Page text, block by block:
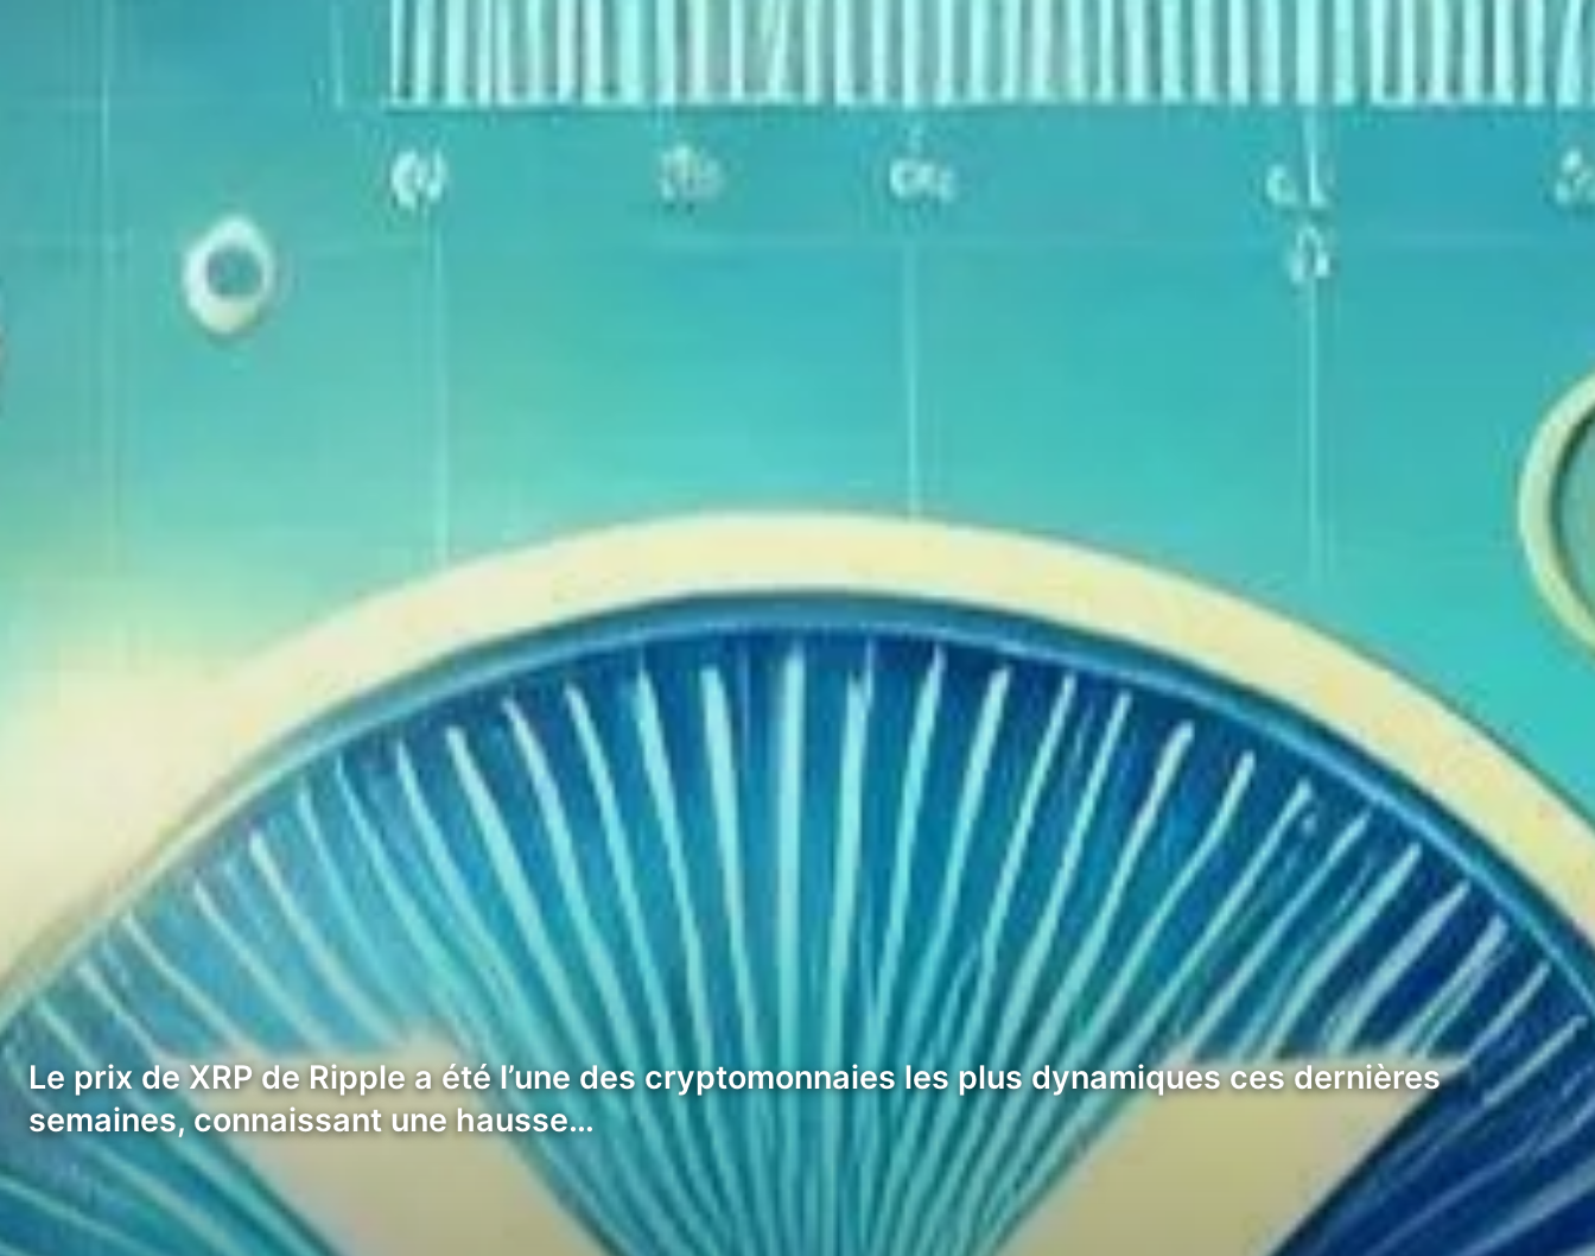
Le prix de XRP de Ripple a été l’une des cryptomonnaies les plus dynamiques ces dernières
semaines, connaissant une hausse…